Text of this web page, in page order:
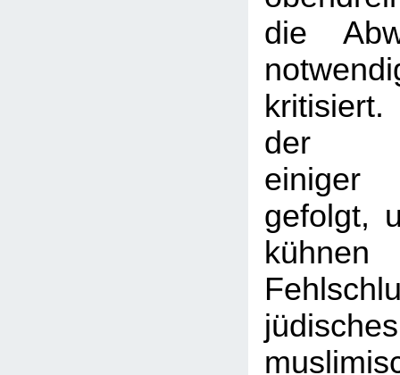
die
der
gefolgt,